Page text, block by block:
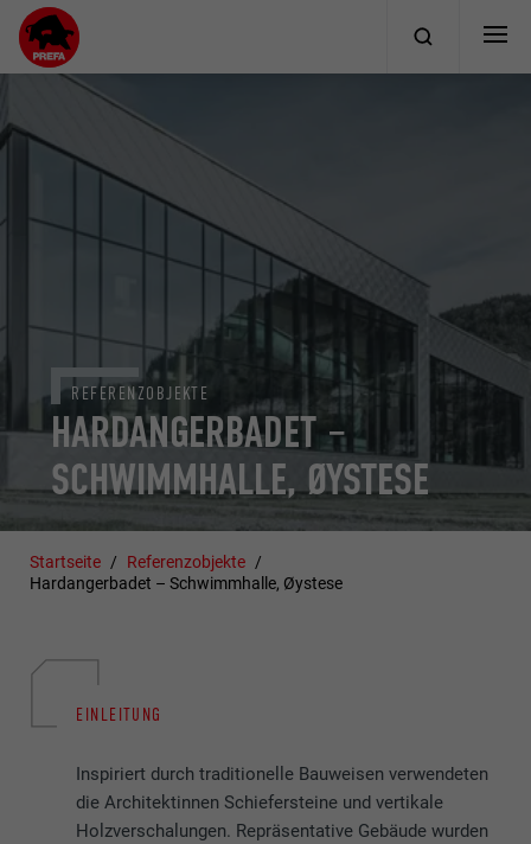
HARDANGERBADET –
SCHWIMMHALLE, ØYSTESE
REFERENZOBJEKTE
Startseite
Referenzobjekte
Hardangerbadet – Schwimmhalle, Øystese
EINLEITUNG
Inspiriert durch traditionelle Bauweisen verwendeten
die Architektinnen Schiefersteine und vertikale
Holzverschalungen. Repräsentative Gebäude wurden